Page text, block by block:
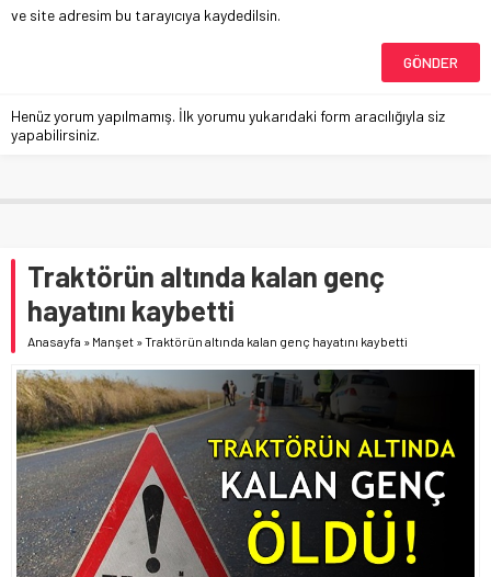
ve site adresim bu tarayıcıya kaydedilsin.
Henüz yorum yapılmamış. İlk yorumu yukarıdaki form aracılığıyla siz
yapabilirsiniz.
Traktörün altında kalan genç
hayatını kaybetti
Anasayfa » Manşet »Traktörün altında kalan genç hayatını kaybetti